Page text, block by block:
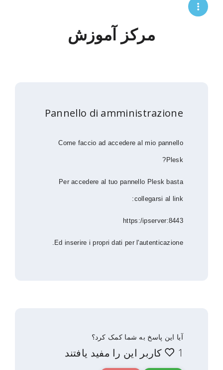
مرکز آموزش
Pannello di amministrazione
Come faccio ad accedere al mio pannello
Plesk?
Per accedere al tuo pannello Plesk basta
collegarsi al link:
https:/ipserver:8443
Ed inserire i propri dati per l'autenticazione.
آیا این پاسخ به شما کمک کرد؟
1 کاربر این را مفید یافتند